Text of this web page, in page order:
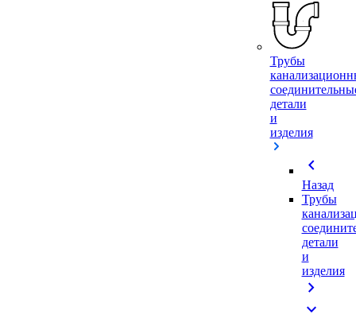
Трубы
детали
и
изделия
chevron_left
Назад
Трубы
детали
и
изделия
chevron_right
expand_more